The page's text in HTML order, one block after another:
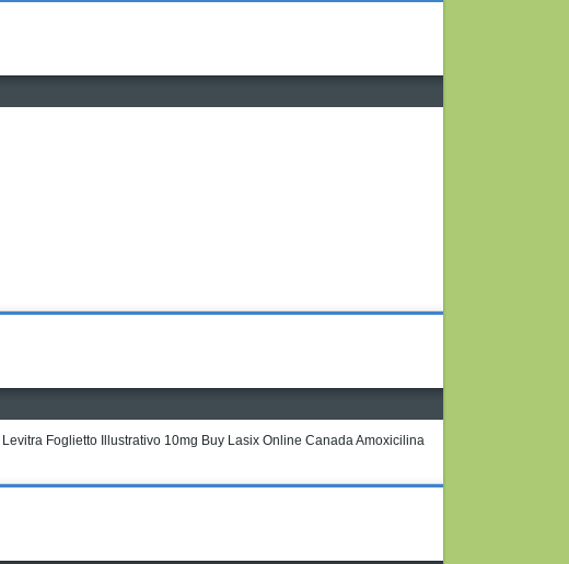
Levitra Foglietto Illustrativo 10mg Buy Lasix Online Canada Amoxicilina